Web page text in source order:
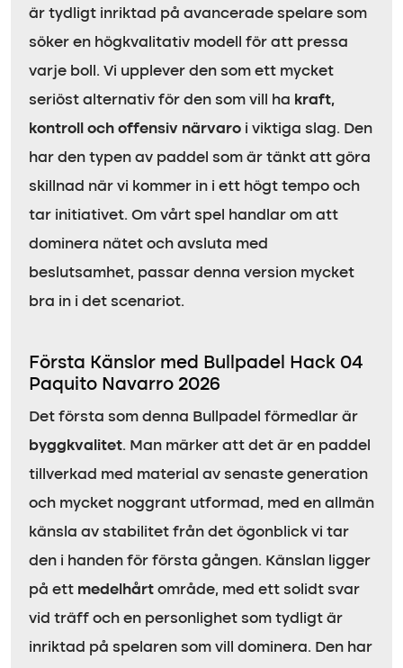
är tydligt inriktad på avancerade spelare som
söker en högkvalitativ modell för att pressa
varje boll. Vi upplever den som ett mycket
seriöst alternativ för den som vill ha kraft,
kontroll och offensiv närvaro i viktiga slag. Den
har den typen av paddel som är tänkt att göra
skillnad när vi kommer in i ett högt tempo och
tar initiativet. Om vårt spel handlar om att
dominera nätet och avsluta med
beslutsamhet, passar denna version mycket
bra in i det scenariot.
Första Känslor med Bullpadel Hack 04
Paquito Navarro 2026
Det första som denna Bullpadel förmedlar är
byggkvalitet. Man märker att det är en paddel
tillverkad med material av senaste generation
och mycket noggrant utformad, med en allmän
känsla av stabilitet från det ögonblick vi tar
den i handen för första gången. Känslan ligger
på ett medelhårt område, med ett solidt svar
vid träff och en personlighet som tydligt är
inriktad på spelaren som vill dominera. Den har